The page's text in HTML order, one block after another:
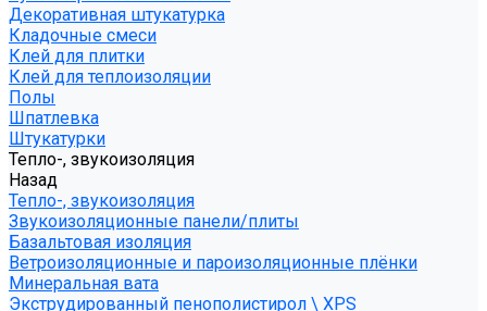
Декоративная штукатурка
Кладочные смеси
Клей для плитки
Клей для теплоизоляции
Полы
Шпатлевка
Штукатурки
Тепло-, звукоизоляция
Назад
Тепло-, звукоизоляция
Звукоизоляционные панели/плиты
Базальтовая изоляция
Ветроизоляционные и пароизоляционные плёнки
Минеральная вата
Экструдированный пенополистирол \ XPS